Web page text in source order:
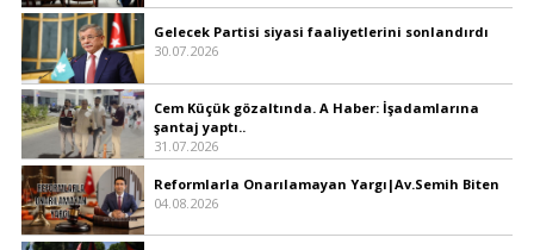
Gelecek Partisi siyasi faaliyetlerini sonlandırdı
30.07.2026
Cem Küçük gözaltında. A Haber: İşadamlarına
şantaj yaptı..
31.07.2026
Reformlarla Onarılamayan Yargı|Av.Semih Biten
04.08.2026